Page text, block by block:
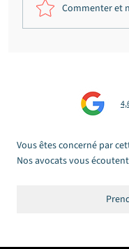
sans
Commenter et
Vous êtes concerné par
Nos avocats vous